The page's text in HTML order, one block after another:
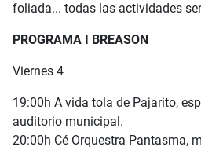
foliada... todas las actividades
PROGRAMA I BREASON
Viernes 4
19:00h A vida tola de Pajarito,
auditorio municipal.
20:00h Cé Orquestra Pantasma,